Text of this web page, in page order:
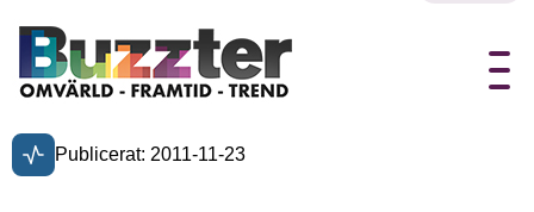
Publicerat: 2011-11-23